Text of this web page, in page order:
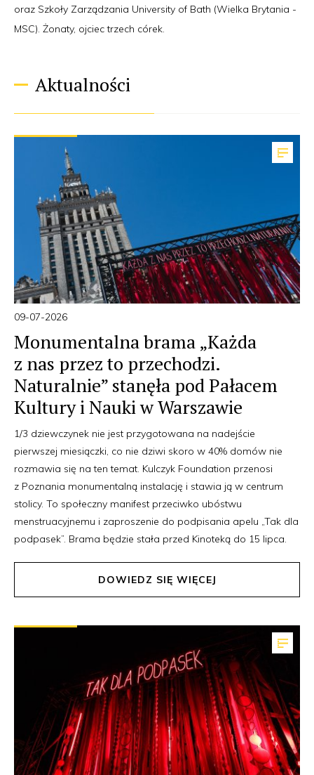
oraz Szkoły Zarządzania University of Bath (Wielka Brytania -
MSC). Żonaty, ojciec trzech córek.
Aktualności
09-07-2026
Monumentalna brama „Każda
z nas przez to przechodzi.
Naturalnie” stanęła pod Pałacem
Kultury i Nauki w Warszawie
1/3 dziewczynek nie jest przygotowana na nadejście
pierwszej miesiączki, co nie dziwi skoro w 40% domów nie
rozmawia się na ten temat. Kulczyk Foundation przenosi
z Poznania monumentalną instalację i stawia ją w centrum
stolicy. To społeczny manifest przeciwko ubóstwu
menstruacyjnemu i zaproszenie do podpisania apelu „Tak dla
podpasek”. Brama będzie stała przed Kinoteką do 15 lipca.
DOWIEDZ SIĘ WIĘCEJ